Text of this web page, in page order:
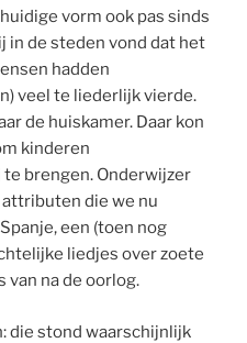
vorm ook pas sinds
in de steden vond dat het
hadden
veel te liederlijk vierde.
de huiskamer. Daar kon
kinderen
brengen. Onderwijzer
die we nu
een (toen nog
liedjes over zoete
van na de oorlog.
die stond waarschijnlijk